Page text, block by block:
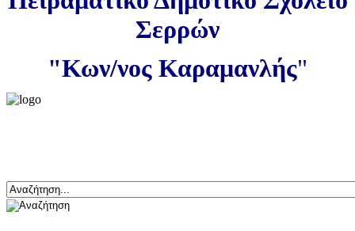
Σερρών
"Κων/νος Καραμανλής"